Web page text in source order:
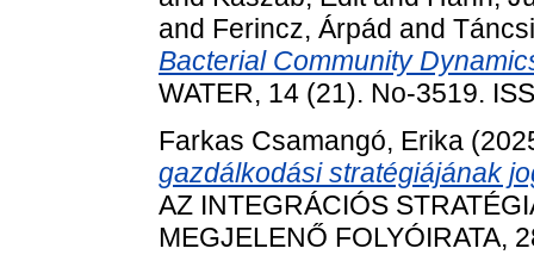
and Ferincz, Árpád and
Bacterial Community
WATER, 14 (21). No-3519.
Farkas Csamangó, Erika
gazdálkodási stratégiájának
AZ INTEGRÁCIÓS
MEGJELENŐ FOLYÓIRATA,